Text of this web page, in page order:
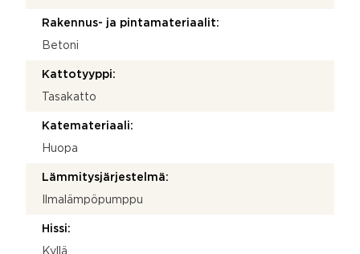
Rakennus- ja pintamateriaalit:
Betoni
Kattotyyppi:
Tasakatto
Katemateriaali:
Huopa
Lämmitysjärjestelmä:
Ilmalämpöpumppu
Hissi:
Kyllä